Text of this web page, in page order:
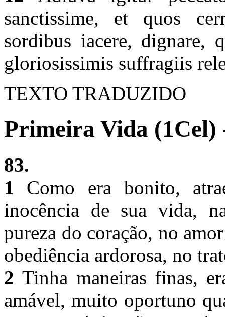
sanctissime, et quos
sordibus iacere, dignare,
gloriosissimis suffragiis
TEXTO TRADUZIDO
Primeira Vida (1Cel)
83.
1 Como era bonito,
inocência de sua vida,
pureza do coração, no
obediência ardorosa, no
2 Tinha maneiras finas,
amável, muito oportuno